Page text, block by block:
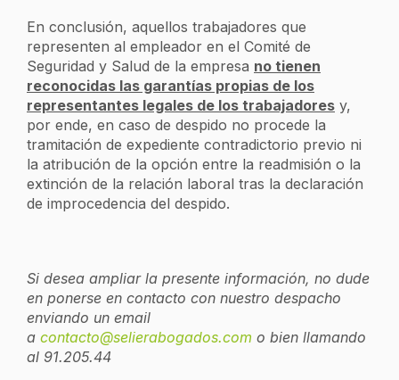
En conclusión, aquellos trabajadores que
representen al empleador en el Comité de
Seguridad y Salud de la empresa no tienen
reconocidas las garantías propias de los
representantes legales de los trabajadores y,
por ende, en caso de despido no procede la
tramitación de expediente contradictorio previo ni
la atribución de la opción entre la readmisión o la
extinción de la relación laboral tras la declaración
de improcedencia del despido.
Si desea ampliar la presente información, no dude
en ponerse en contacto con nuestro despacho
enviando un email
a contacto@selierabogados.com o bien llamando
al 91.205.44